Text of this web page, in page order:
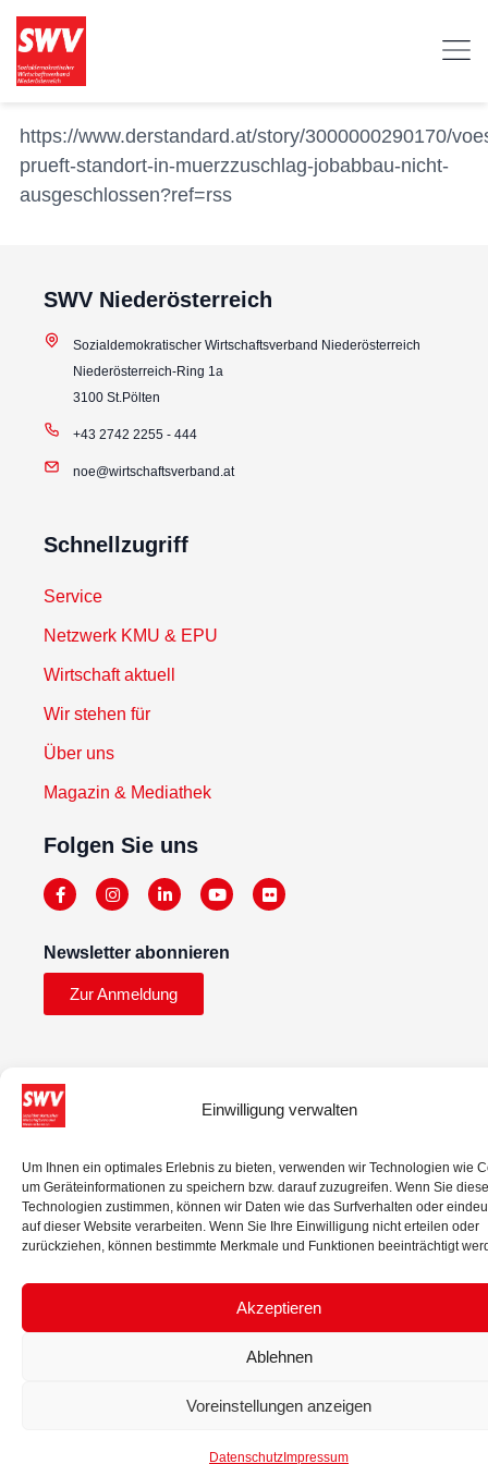
Einwilligung verwalten
Um Ihnen ein optimales Erlebnis zu bieten, verwenden wir Technologien wie
um Geräteinformationen zu speichern bzw. darauf zuzugreifen. Wenn Sie
Technologien zustimmen, können wir Daten wie das Surfverhalten oder
auf dieser Website verarbeiten. Wenn Sie Ihre Einwilligung nicht erteilen oder
zurückziehen, können bestimmte Merkmale und Funktionen beeinträchtigt
Akzeptieren
Ablehnen
Voreinstellungen anzeigen
Datenschutz Impressum
https://www.derstandard.at/story/3000000290170/
prueft-standort-in-muerzzuschlag-jobabbau-nicht-
ausgeschlossen?ref=rss
SWV Niederösterreich
Sozialdemokratischer Wirtschaftsverband Niederösterreich
Niederösterreich-Ring 1a
3100 St.Pölten
+43 2742 2255 - 444
noe@wirtschaftsverband.at
Schnellzugriff
Service
Netzwerk KMU & EPU
Wirtschaft aktuell
Wir stehen für
Über uns
Magazin & Mediathek
Folgen Sie uns
Newsletter abonnieren
Zur Anmeldung
© 2025 Sozialdemokratischer Wirtschaftsverband Niederösterreich.
Alle Rechte vorbehalten.